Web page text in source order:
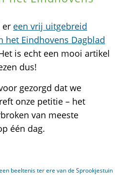
er een vrij uitgebreid
het Eindhovens Dagblad
is echt een mooi artikel
dus!
gezorgd dat we
onze petitie – het
van meeste
één dag.
beeltenis ter ere van de Sprookjestuin